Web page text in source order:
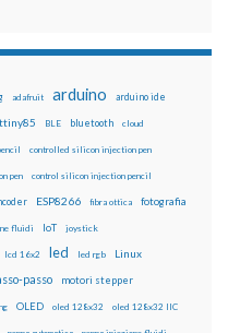
adafruit arduino arduino ide
BLE bluetooth cloud
controlled silicon injection pen
pen control silicon injection pencil
ESP8266 fibra ottica fotografia
fluidi IoT joystick
lcd 16x2 led led rgb Linux
passo motori stepper
OLED oled 128x32 oled 128x32 IIC